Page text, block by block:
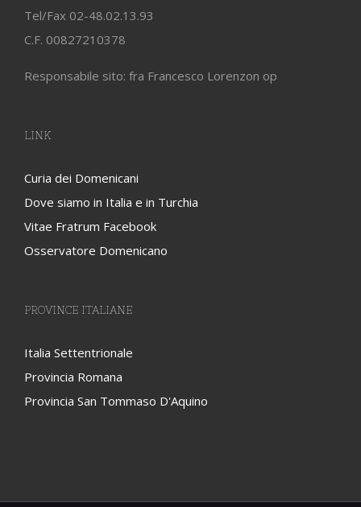
Tel/Fax 02-48.02.13.93
C.F. 00827210378
Responsabile sito: fra Francesco Lorenzon op
LINK
Curia dei Domenicani
Dove siamo in Italia e in Turchia
Vitae Fratrum Facebook
Osservatore Domenicano
PROVINCE ITALIANE
Italia Settentrionale
Provincia Romana
Provincia San Tommaso D'Aquino